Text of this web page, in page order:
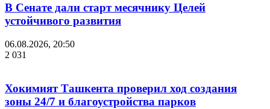
В Сенате дали старт месячнику Целей
устойчивого развития
06.08.2026, 20:50
2 031
Хокимият Ташкента проверил ход создания
зоны 24/7 и благоустройства парков